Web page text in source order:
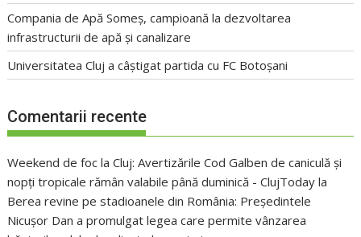
Compania de Apă Someș, campioană la dezvoltarea
infrastructurii de apă și canalizare
Universitatea Cluj a câștigat partida cu FC Botoșani
Comentarii recente
Weekend de foc la Cluj: Avertizările Cod Galben de caniculă și
nopți tropicale rămân valabile până duminică - ClujToday la
Berea revine pe stadioanele din România: Președintele
Nicușor Dan a promulgat legea care permite vânzarea